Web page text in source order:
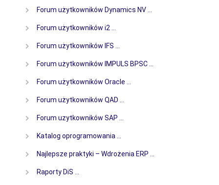
Forum użytkowników Dynamics NV …
Forum użytkowników i2 …
Forum użytkowników IFS …
Forum użytkowników IMPULS BPSC …
Forum użytkowników Oracle …
Forum użytkowników QAD …
Forum uzytkowników SAP …
Katalog oprogramowania …
Najlepsze praktyki – Wdrożenia ERP …
Raporty DiS …